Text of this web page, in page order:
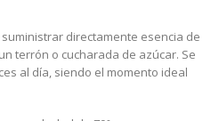
directamente esencia de
terrón o cucharada de azúcar. Se
al día, siendo el momento ideal